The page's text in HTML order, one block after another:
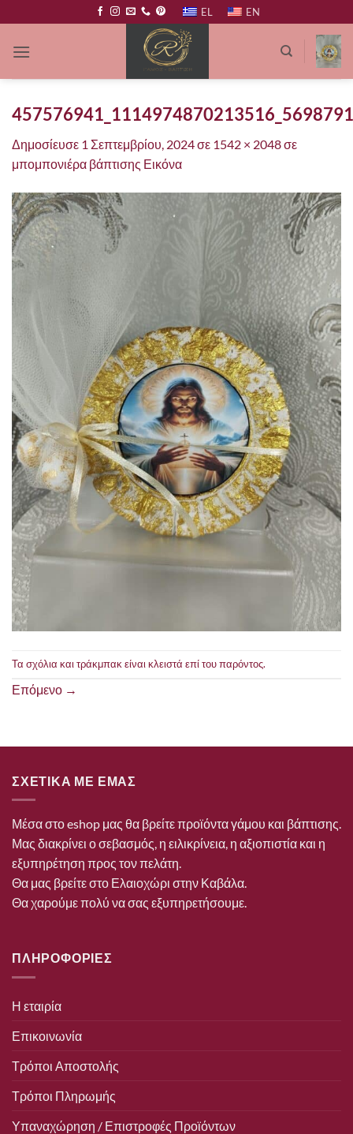
στο
περιεχόμενο
EL EN
Δημοσίευσε 1 Σεπτεμβρίου, 2024σε 1542 × 2048σε
μπομπονιέρα βάπτισης Εικόνα
Τα σχόλια και τράκμπακ είναι κλειστά επί του παρόντος.
Επόμενο →
ΣΧΕΤΙΚΑ ΜΕ ΕΜΑΣ
Μέσα στο eshop μας θα βρείτε προϊόντα γάμου και βάπτισης.
Μας διακρίνει ο σεβασμός, η ειλικρίνεια, η αξιοπιστία και η
εξυπηρέτηση προς τον πελάτη.
Θα μας βρείτε στο Ελαιοχώρι στην Καβάλα.
Θα χαρούμε πολύ να σας εξυπηρετήσουμε.
ΠΛΗΡΟΦΟΡΙΕΣ
Η εταιρία
Επικοινωνία
Τρόποι Αποστολής
Τρόποι Πληρωμής
Υπαναχώρηση / Επιστροφές Προϊόντων